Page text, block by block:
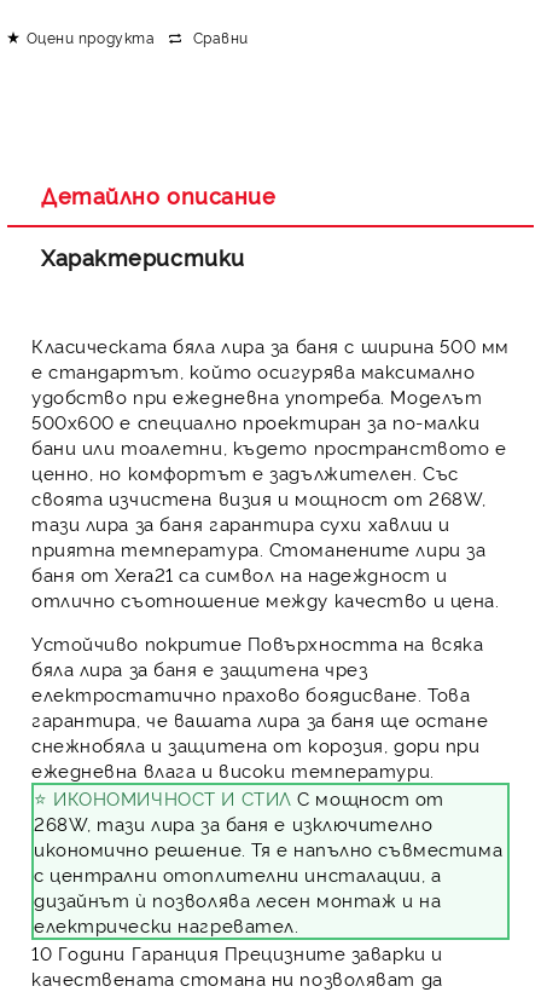
Оцени продукта Сравни
Детайлно описание
Характеристики
Класическата бялалира за баня с ширина 500 мм
е стандартът, който осигурява максимално
удобство при ежедневна употреба. Моделът
500х600 е специално проектиран за по-малки
бани или тоалетни, където пространството е
ценно, но комфортът е задължителен. Със
своята изчистена визия и мощност от 268W,
тази лира за баня гарантира сухи хавлии и
приятна температура. Стоманенителири за
баня от Xera21 са символ на надеждност и
отлично съотношение между качество и цена.
Устойчиво покритие Повърхността на всяка
бяла лира за баня е защитена чрез
електростатично прахово боядисване. Това
гарантира, че вашата лира за баня ще остане
снежнобяла и защитена от корозия, дори при
ежедневна влага и високи температури.
⭐ ИКОНОМИЧНОСТ И СТИЛ С мощност от
268W, тази лира за баня е изключително
икономично решение. Тя е напълно съвместима
с централни отоплителни инсталации, а
дизайнът ѝ позволява лесен монтаж и на
електрически нагревател.
10 Години Гаранция Прецизните заварки и
качествената стомана ни позволяват да